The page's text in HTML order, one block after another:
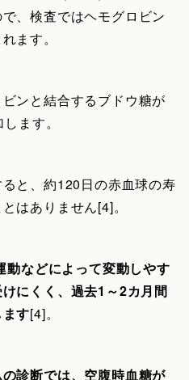
、検査ではヘモグロビン
ます。
ンと結合するブドウ糖が
ます。
と、約120日の赤血球の寿
はありません[4]。
などによって変動しやす
にくく、過去1～2カ月間
す[4]。
診断では、空腹時血糖が